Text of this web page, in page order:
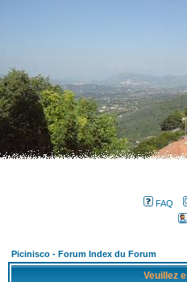
FAQ
Picinisco - Forum Index du Forum
Veuillez